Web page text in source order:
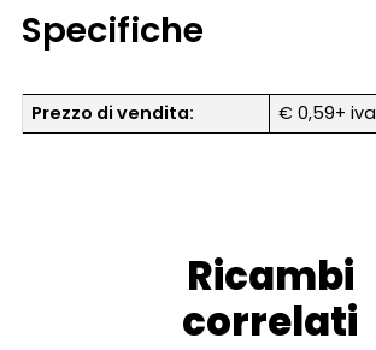
Specifiche
Prezzo di vendita: € 0,59+ iva
Ricambi
correlati